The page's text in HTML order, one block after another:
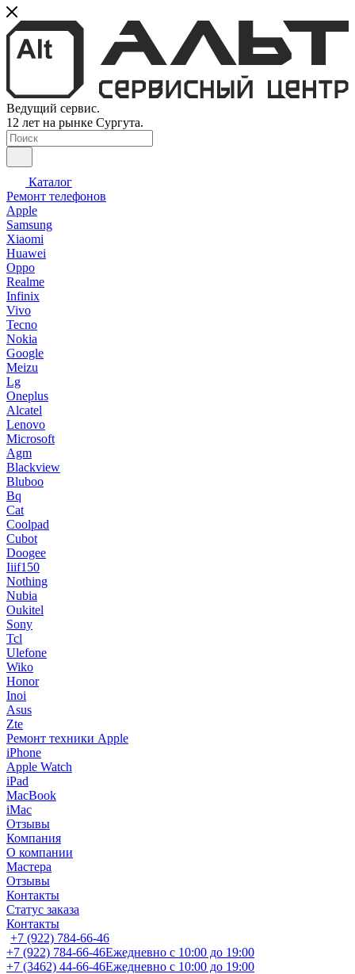
Ведущий сервис.
12 лет на рынке Сургута.
Каталог
Ремонт телефонов
Apple
Samsung
Xiaomi
Huawei
Oppo
Realme
Infinix
Vivo
Tecno
Nokia
Google
Meizu
Lg
Oneplus
Alcatel
Lenovo
Microsoft
Agm
Blackview
Bluboo
Bq
Cat
Coolpad
Cubot
Doogee
Iiif150
Nothing
Nubia
Oukitel
Sony
Tcl
Ulefone
Wiko
Honor
Inoi
Asus
Zte
Ремонт техники Apple
iPhone
Apple Watch
iPad
MacBook
iMac
Отзывы
Компания
О компании
Мастера
Отзывы
Контакты
Статус заказа
Контакты
+7 (922) 784-66-46
+7 (922) 784-66-46Ежедневно с 10:00 до 19:00
+7 (3462) 44-66-46Ежедневно с 10:00 до 19:00